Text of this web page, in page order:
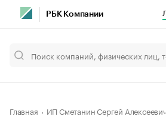
РБК Компании
Главная ИП Сметанин Сергей Алексеевич